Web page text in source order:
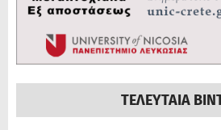
ΤΕΛΕΥΤΑΙΑ